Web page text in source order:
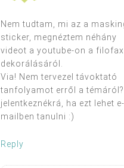
Nem tudtam, mi az a
sticker, megnéztem néhány
videot a youtube-on a
dekorálásáról.
Via! Nem tervezel távoktató
tanfolyamot erről a témáról?
jelentkeznékrá, ha ezt lehet e-
mailben tanulni :)
Reply